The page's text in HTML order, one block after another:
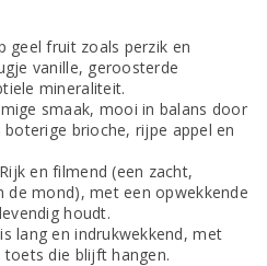
geel fruit zoals perzik en
vanille, geroosterde
mineraliteit.
smaak, mooi in balans door
brioche, rijpe appel en
Rijk en filmend (een zacht,
de mond), met een opwekkende
houdt.
lang en indrukwekkend, met
die blijft hangen.